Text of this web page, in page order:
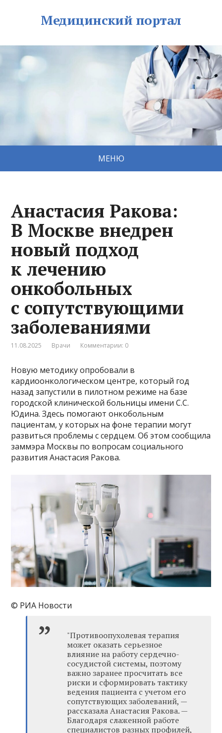
Медицинский портал
МЕНЮ
Анастасия Ракова:
В Москве внедрен
новый подход
к лечению
онкобольных
с сопутствующими
заболеваниями
11.08.2025 Врачи Комментарии: 0
Новую методику опробовали в
кардиоонкологическом центре, который год
назад запустили в пилотном режиме на базе
городской клинической больницы имени С.С.
Юдина. Здесь помогают онкобольным
пациентам, у которых на фоне терапии могут
развиться проблемы с сердцем. Об этом сообщила
заммэра Москвы по вопросам социального
развития Анастасия Ракова.
© РИА Новости
"Противоопухолевая терапия
может оказать серьезное
влияние на работу сердечно-
сосудистой системы, поэтому
важно заранее просчитать все
риски и сформировать тактику
ведения пациента с учетом его
сопутствующих заболеваний, —
рассказала Анастасия Ракова. —
Благодаря слаженной работе
специалистов разных профилей,